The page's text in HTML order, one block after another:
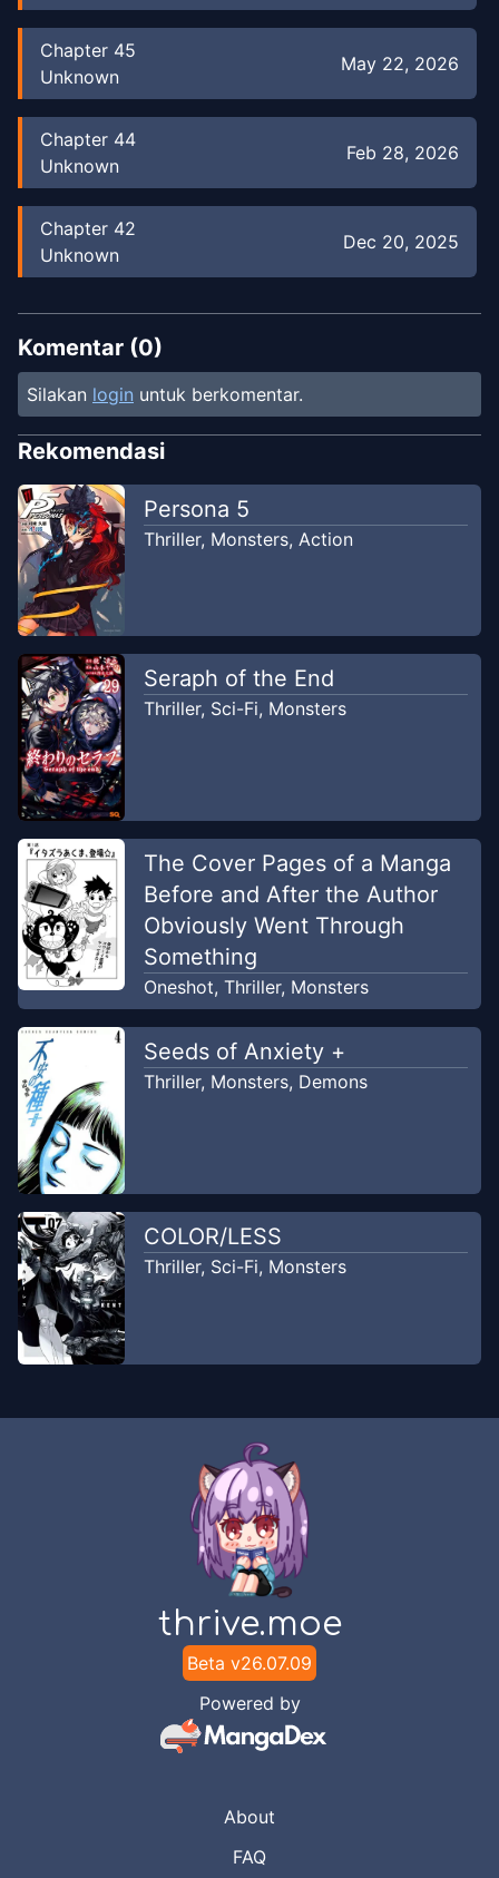
Chapter 45
Unknown
May 22, 2026
Chapter 44
Unknown
Feb 28, 2026
Chapter 42
Unknown
Dec 20, 2025
Chapter41
Unknown
Chapter40
Unknown
Dec 8, 2025
Chapter39
Unknown
Chapter38
Unknown
Chapter37
Unknown
Chapter36
Unknown
Chapter35
Unknown
Aug 16, 2024
Chapter34
Unknown
Chapter33
Unknown
Chapter32
Unknown
Chapter31
Unknown
Chapter30
Unknown
Unknown
Komentar (0)
Silakan login untuk berkomentar.
Rekomendasi
Persona 5
Thriller, Monsters, Action
Seraph of the End
Thriller, Sci-Fi, Monsters
The Cover Pages of a Manga
Before and After the Author
Obviously Went Through
Something
Oneshot, Thriller, Monsters
Seeds of Anxiety +
Thriller, Monsters, Demons
COLOR/LESS
Thriller, Sci-Fi, Monsters
thrive.moe
Beta v26.07.09
Powered by
About
FAQ